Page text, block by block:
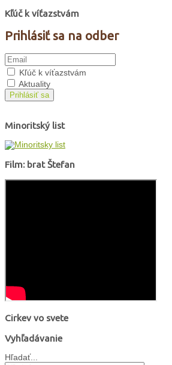
Kľúč k víťazstvám
Prihlásiť sa na odber
Kľúč k víťazstvám
Aktuality
Prihlásiť sa
Minoritský list
Film: brat Štefan
Cirkev vo svete
Vyhľadávanie
Hľadať...